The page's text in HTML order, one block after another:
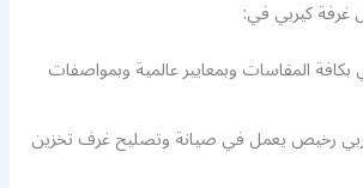
غرفة كيربي في:
المقاسات وبمعايير عالمية وبمواصفات
رخيص يعمل في صيانة وتصليح غرف تخزين